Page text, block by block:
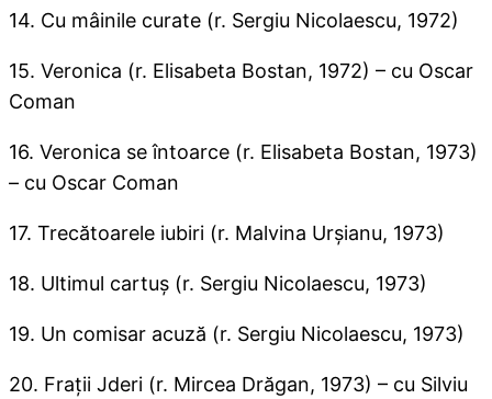
14. Cu mâinile curate (r. Sergiu Nicolaescu, 1972)
15. Veronica (r. Elisabeta Bostan, 1972) – cu Oscar
Coman
16. Veronica se întoarce (r. Elisabeta Bostan, 1973)
– cu Oscar Coman
17. Trecătoarele iubiri (r. Malvina Urşianu, 1973)
18. Ultimul cartuş (r. Sergiu Nicolaescu, 1973)
19. Un comisar acuză (r. Sergiu Nicolaescu, 1973)
20. Fraţii Jderi (r. Mircea Drăgan, 1973) – cu Silviu